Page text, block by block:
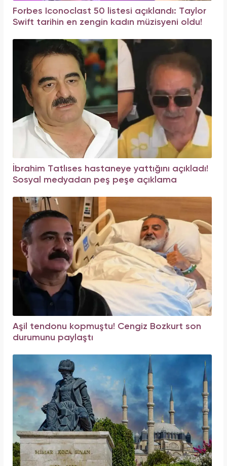
Forbes Iconoclast 50 listesi açıklandı: Taylor
Swift tarihin en zengin kadın müzisyeni oldu!
İbrahim Tatlıses hastaneye yattığını açıkladı!
Sosyal medyadan peş peşe açıklama
Aşil tendonu kopmuştu! Cengiz Bozkurt son
durumunu paylaştı